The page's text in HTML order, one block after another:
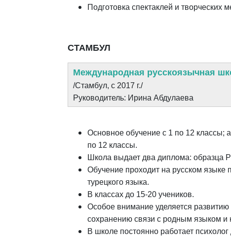
Подготовка спектаклей и творческих
СТАМБУЛ
Международная русскоязычная
/Стамбул, с 2017 г./
Руководитель: Ирина Абдулаева
Основное обучение с 1 по 12 классы;
по 12 классы.
Школа выдает два диплома: образца
Обучение проходит на русском языке
турецкого языка.
В классах до 15-20 учеников.
Особое внимание уделяется
сохранению связи с родным языком и
В школе постоянно работает